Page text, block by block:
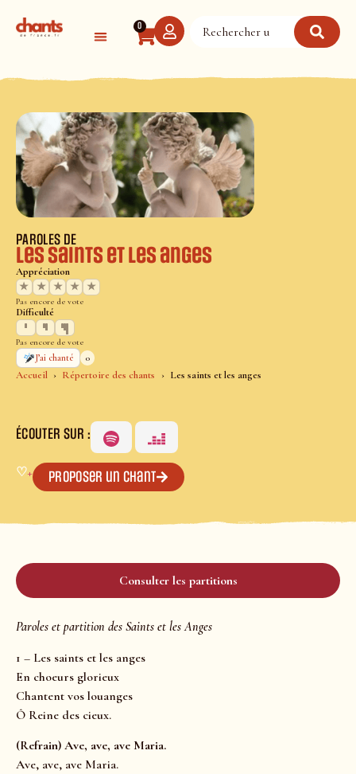
0
Accueil Répertoire des chants Les saints et les anges
PAROLES DE
Les saints et les anges
Appréciation
★
★ ★ ★ ★
Pas encore de vote
Difficulté
Pas encore de vote
J’ai chanté
0
ÉCOUTER SUR :
♡+ Proposer un chant
Consulter les partitions
Paroles et partition des Saints et les Anges
1 – Les saints et les anges
En choeurs glorieux
Chantent vos louanges
Ô Reine des cieux.
(Refrain) Ave, ave, ave Maria.
Ave, ave, ave Maria.